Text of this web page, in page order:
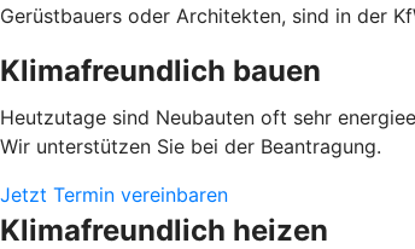
Gerüstbauers oder Architekten, sind in der
Klimafreundlich bauen
Heutzutage sind Neubauten oft sehr
Wir unterstützen Sie bei der Beantragung.
Jetzt Termin vereinbaren
Klimafreundlich heizen